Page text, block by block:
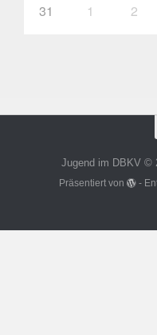
31 1 2
Jugend im DBKV ©
Präsentiert von -